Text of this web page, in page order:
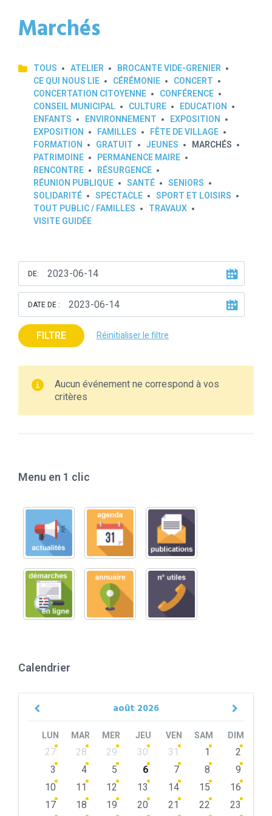
Marchés
TOUS ATELIER
BROCANTE VIDE-GRENIER
CE QUI NOUS LIE
CÉRÉMONIE
CONCERT
CONCERTATION CITOYENNE
CONFÉRENCE
CONSEIL MUNICIPAL
CULTURE
EDUCATION
ENFANTS
ENVIRONNEMENT
EXPOSITION
EXPOSITION
FAMILLES
FÊTE DE VILLAGE
FORMATION
GRATUIT JEUNES
MARCHÉS
PATRIMOINE
PERMANENCE MAIRE
RENCONTRE
RÉSURGENCE
RÉUNION PUBLIQUE
SANTÉ
SENIORS
SOLIDARITÉ
SPECTACLE
SPORT ET LOISIRS
TOUT PUBLIC / FAMILLES
TRAVAUX
VISITE GUIDÉE
DE:
DATE DE :
FILTRE Réinitialiser le filtre
Aucun événement ne correspond à vos
critères
Menu en 1 clic
Calendrier
août 2026
Previous
LUN MAR MER JEU VEN SAM DIM
Skip
calendar
27 28 29 30 31 1
2
3
4 5 6 7 8
9
10
11 12 13 14 15
16
17
18 19 20 21 22
23